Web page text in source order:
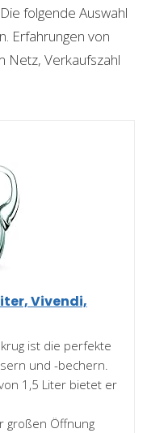
folgende Auswahl
Erfahrungen von
Netz, Verkaufszahl
Vivendi,
ist die perfekte
und -bechern.
1,5 Liter bietet er
großen Öffnung